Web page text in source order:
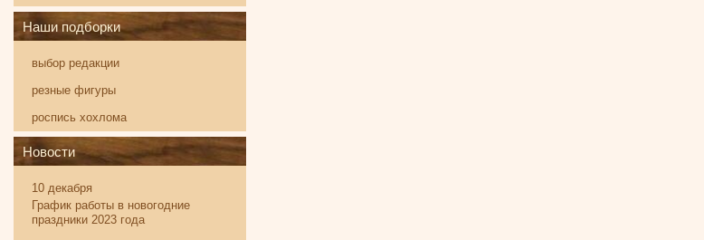
Наши подборки
выбор редакции
резные фигуры
роспись хохлома
Новости
10 декабря
График работы в новогодние
праздники 2023 года